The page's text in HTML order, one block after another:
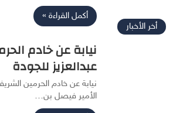
أكمل القراءة »
أخر الأخبار
نيابة عن خادم
عبدالعزيز للجودة
نيابة عن خادم الحرمين
الأمير فيصل بن…